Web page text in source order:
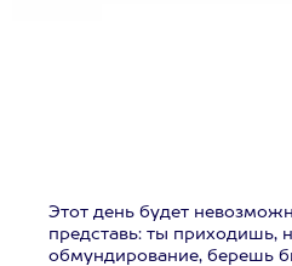
Этот день будет
представь: ты приходишь,
обмундирование, берешь